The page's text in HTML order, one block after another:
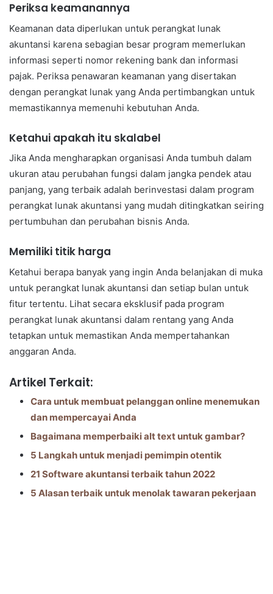
Periksa keamanannya
Keamanan data diperlukan untuk perangkat lunak
akuntansi karena sebagian besar program memerlukan
informasi seperti nomor rekening bank dan informasi
pajak. Periksa penawaran keamanan yang disertakan
dengan perangkat lunak yang Anda pertimbangkan untuk
memastikannya memenuhi kebutuhan Anda.
Ketahui apakah itu skalabel
Jika Anda mengharapkan organisasi Anda tumbuh dalam
ukuran atau perubahan fungsi dalam jangka pendek atau
panjang, yang terbaik adalah berinvestasi dalam program
perangkat lunak akuntansi yang mudah ditingkatkan seiring
pertumbuhan dan perubahan bisnis Anda.
Memiliki titik harga
Ketahui berapa banyak yang ingin Anda belanjakan di muka
untuk perangkat lunak akuntansi dan setiap bulan untuk
fitur tertentu. Lihat secara eksklusif pada program
perangkat lunak akuntansi dalam rentang yang Anda
tetapkan untuk memastikan Anda mempertahankan
anggaran Anda.
Artikel Terkait:
Cara untuk membuat pelanggan online menemukan
dan mempercayai Anda
Bagaimana memperbaiki alt text untuk gambar?
5 Langkah untuk menjadi pemimpin otentik
21 Software akuntansi terbaik tahun 2022
5 Alasan terbaik untuk menolak tawaran pekerjaan